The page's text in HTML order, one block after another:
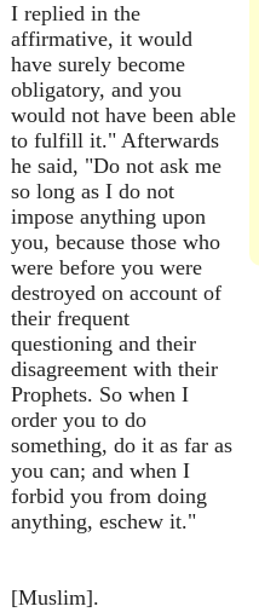
I replied in the
affirmative, it would
have surely become
obligatory, and you
would not have been able
to fulfill it." Afterwards
he said, "Do not ask me
so long as I do not
impose anything upon
you, because those who
were before you were
destroyed on account of
their frequent
questioning and their
disagreement with their
Prophets. So when I
order you to do
something, do it as far as
you can; and when I
forbid you from doing
anything, eschew it."
[Muslim].